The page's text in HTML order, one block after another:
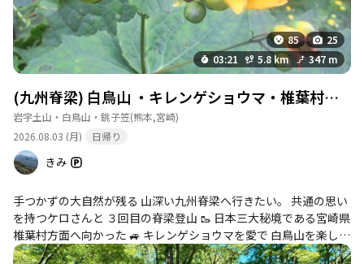
85
25
03:21
5.8 km 347 m
(九州脊梁) 白鳥山 ・キレンゲショウマ・椎葉村焼畑✨
岩宇土山・白鳥山・銚子笠(熊本,宮崎)
2026.08.03 (月)
日帰り
きみ
手つかずの大自然が残る 山深い九州脊梁へ行きたい。 共通の思い
を持つケロさんと ３回目の脊梁登山 🥾 日本三大秘境である宮崎県
椎葉村方面へ向かった 🚙 キレンゲショウマを愛で 白鳥山を楽しむ
事が第一目的🎵 でも予想外の盛り沢山の一日 めっちゃ楽しめた🥳